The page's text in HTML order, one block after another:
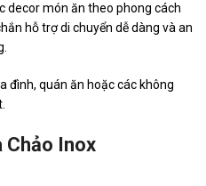
decor món ăn theo phong cách
hỗ trợ di chuyển dễ dàng và an
đình, quán ăn hoặc các không
Chảo Inox